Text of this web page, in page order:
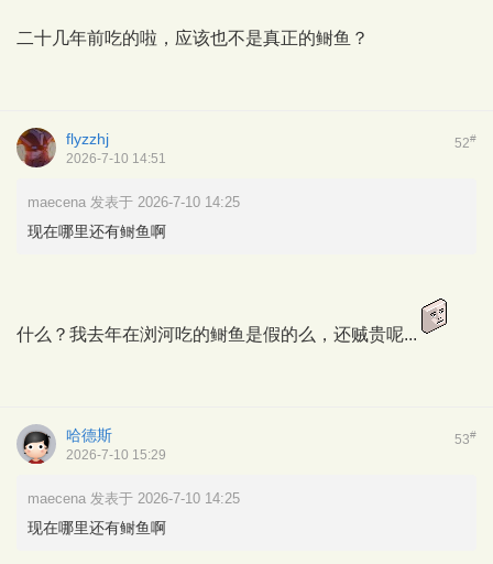
二十几年前吃的啦，应该也不是真正的鲥鱼？
52#
flyzzhj
2026-7-10 14:51
maecena 发表于 2026-7-10 14:25
现在哪里还有鲥鱼啊
什么？我去年在浏河吃的鲥鱼是假的么，还贼贵呢...
53#
哈德斯
2026-7-10 15:29
maecena 发表于 2026-7-10 14:25
现在哪里还有鲥鱼啊